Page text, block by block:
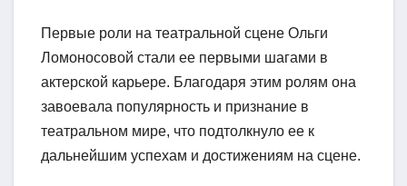
Первые роли на театральной сцене Ольги
Ломоносовой стали ее первыми шагами в
актерской карьере. Благодаря этим ролям она
завоевала популярность и признание в
театральном мире, что подтолкнуло ее к
дальнейшим успехам и достижениям на сцене.